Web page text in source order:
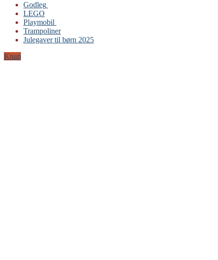
Godleg
Gabby’s Dukkehus
Playmobil
Trampoliner
LEGO
LEGO
Playmobil
Trampoliner
Julegaver til børn 2025
Knap